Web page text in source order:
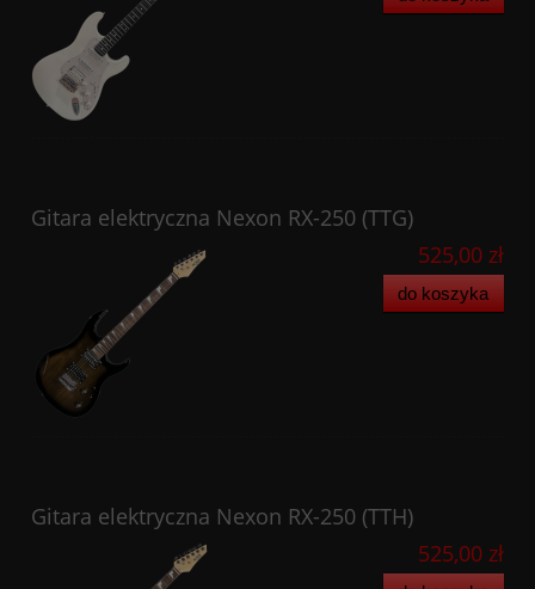
Gitara elektryczna Nexon RX-250 (TTG)
525,00 zł
do koszyka
Gitara elektryczna Nexon RX-250 (TTH)
525,00 zł